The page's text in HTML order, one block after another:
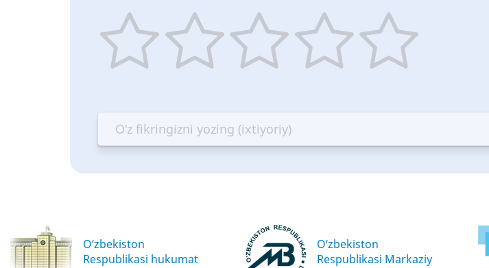
Terrible
Bad
OK
O‘zbekiston
Respublikasi hukumat
O‘zbekiston
Respublikasi Markaziy